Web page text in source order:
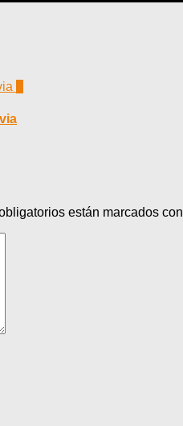
están marcados con